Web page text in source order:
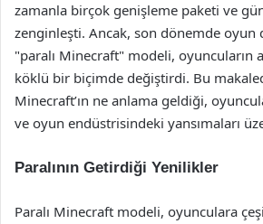
zamanla birçok genişleme paketi ve
zenginleşti. Ancak, son dönemde oyun
"paralı Minecraft" modeli, oyuncuların
köklü bir biçimde değiştirdi. Bu
Minecraft’ın ne anlama geldiği,
ve oyun endüstrisindeki yansımaları
Paralının Getirdiği Yenilikler
Paralı Minecraft modeli, oyunculara